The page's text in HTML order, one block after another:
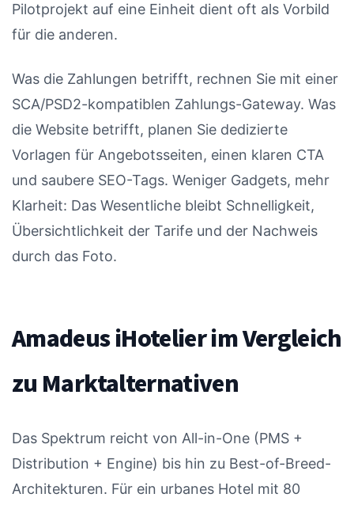
Pilotprojekt auf eine Einheit dient oft als Vorbild
für die anderen.
Was die Zahlungen betrifft, rechnen Sie mit einer
SCA/PSD2-kompatiblen Zahlungs-Gateway. Was
die Website betrifft, planen Sie dedizierte
Vorlagen für Angebotsseiten, einen klaren CTA
und saubere SEO-Tags. Weniger Gadgets, mehr
Klarheit: Das Wesentliche bleibt Schnelligkeit,
Übersichtlichkeit der Tarife und der Nachweis
durch das Foto.
Amadeus iHotelier im Vergleich
zu Marktalternativen
Das Spektrum reicht von All-in-One (PMS +
Distribution + Engine) bis hin zu Best-of-Breed-
Architekturen. Für ein urbanes Hotel mit 80